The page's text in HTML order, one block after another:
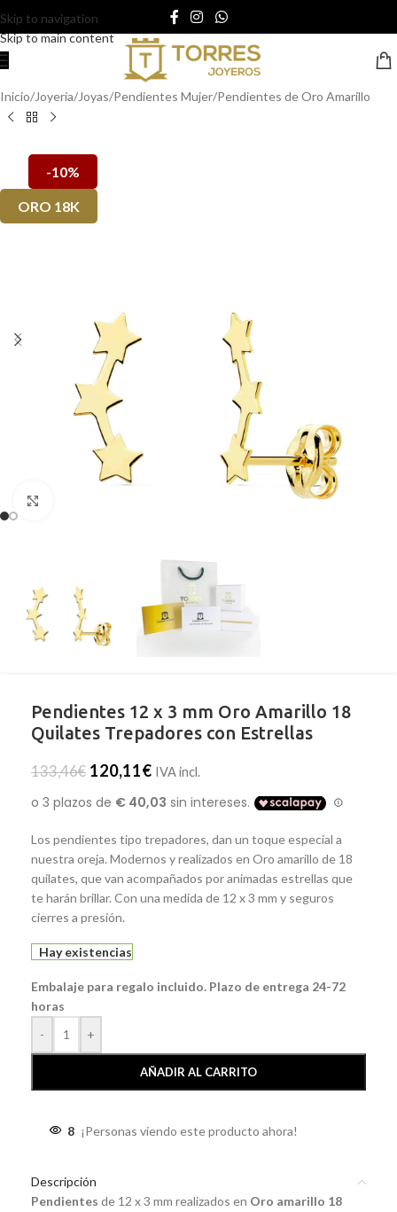
Skip to navigation
Skip to main content
Inicio/Joyería/Joyas/Pendientes Mujer/Pendientes de Oro Amarillo
-10%
ORO 18K
Pendientes 12 x 3 mm Oro Amarillo 18
Quilates Trepadores con Estrellas
133,46€ 120,11€ IVA incl.
Los pendientes tipo trepadores, dan un toque especial a
nuestra oreja. Modernos y realizados en Oro amarillo de 18
quilates, que van acompañados por animadas estrellas que
te harán brillar. Con una medida de 12 x 3 mm y seguros
cierres a presión.
Hay existencias
Embalaje para regalo incluido. Plazo de entrega 24-72
horas
-
+
AÑADIR AL CARRITO
8 ¡Personas viendo este producto ahora!
Descripción
Pendientes de 12 x 3 mm realizados en Oro amarillo 18